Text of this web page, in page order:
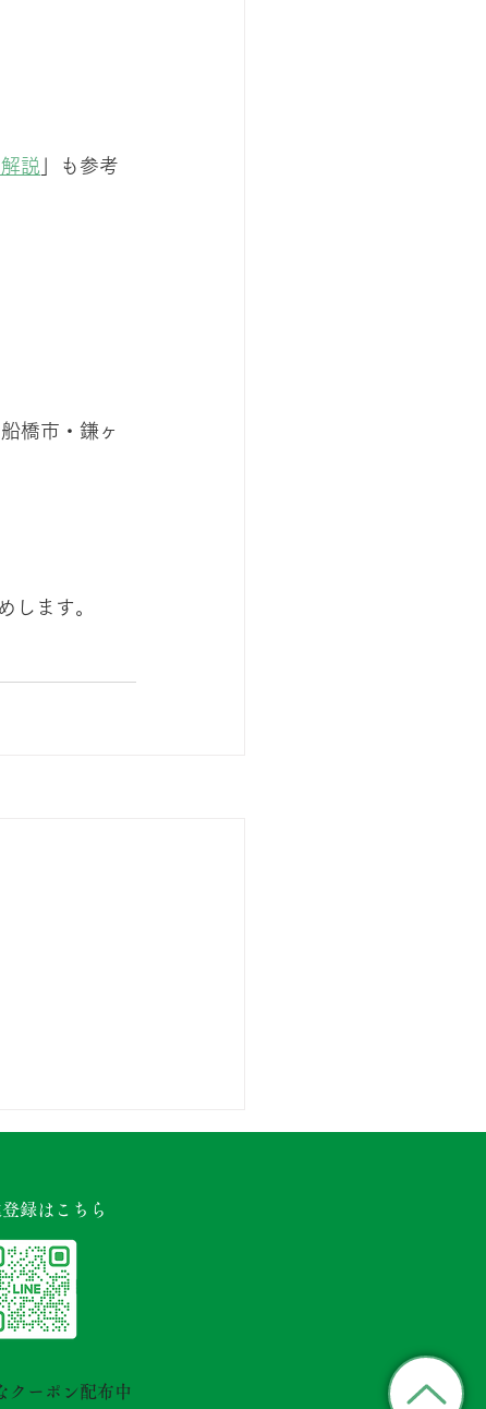
説 」も参考
橋市・鎌ヶ
します。
シートを敷いたのに雑草が
きた…」 「思っていた仕
と違った…」 このような
をいただくことがありま
、施工方法や材料選びを誤
録はこちら
クーポン配布中